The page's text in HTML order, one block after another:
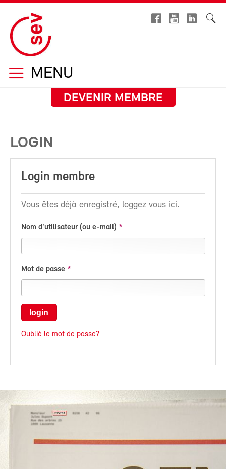
MENU
DEVENIR MEMBRE
LOGIN
Login membre
Vous êtes déjà enregistré, loggez vous ici.
Nom d'utilisateur (ou e-mail)
Mot de passe
login
Oublié le mot de passe?